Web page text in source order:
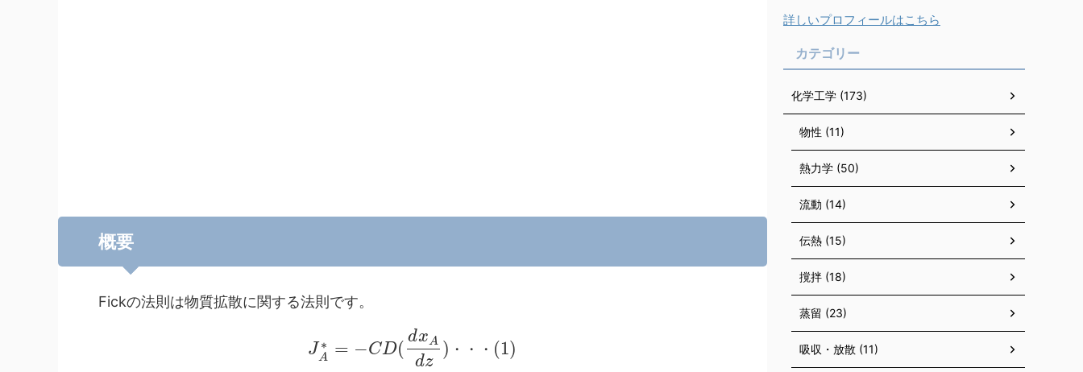
概要
Fickの法則は物質拡散に関する法則です。
J ∗
A = −CD(
dxA
dz
) ・ ・ ・ (1)
詳しいプロフィールはこちら
カテゴリー
化学工学 (173)
物性 (11)
熱力学 (50)
流動 (14)
伝熱 (15)
撹拌 (18)
蒸留 (23)
吸収・放散 (11)